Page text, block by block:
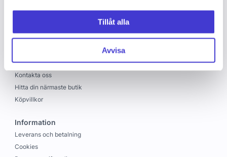
Tillåt alla
Avvisa
Vendre
C&C
Jobba hos oss
Kontakta oss
Hitta din närmaste butik
Köpvillkor
Information
Leverans och betalning
Cookies